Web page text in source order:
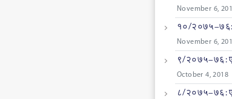
November 6,
१०/२०७५–७६:
November 6,
९/२०७५–७६:
October 4, 2018
८/२०७५–७६: